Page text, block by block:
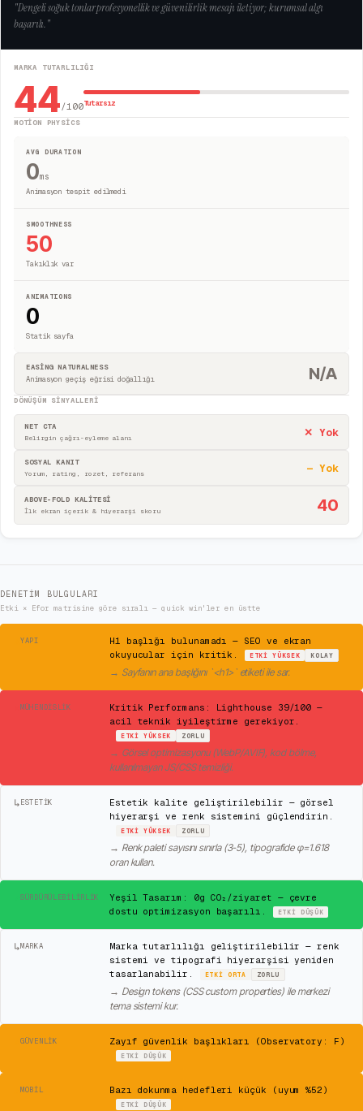
"Dengeli soğuk tonlar profesyonellik ve güvenilirlik mesajı iletiyor; kurumsal algı
başarılı."
MARKA TUTARLILIĞI
44/100Tutarsız
MOTION PHYSICS
AVG DURATION
0ms
Animasyon tespit edilmedi
SMOOTHNESS
50
Takıklık var
ANIMATIONS
0
Statik sayfa
EASING NATURALNESS
Animasyon geçiş eğrisi doğallığı
N/A
DÖNÜŞÜM SINYALLERI
NET CTA
Belirgin çağrı-eyleme alanı ✕ Yok
SOSYAL KANIT
Yorum, rating, rozet, referans — Yok
ABOVE-FOLD KALİTESİ
İlk ekran içerik & hiyerarşi skoru 40
DENETIM BULGULARI
Etki × Efor matrisine göre sıralı — quick win'ler en üstte
YAPI
H1 başlığı bulunamadı — SEO ve ekran
okuyucular için kritik.
ETKIYÜKSEK KOLAY
→ Sayfanın ana başlığını `<h1>` etiketi ile sar.
MÜHENDISLIK
Kritik Performans: Lighthouse 39/100 —
acil teknik iyileştirme gerekiyor.
ETKIYÜKSEK ZORLU
→ Görsel optimizasyonu (WebP/AVIF), kod bölme,
kullanılmayan JS/CSS temizliği.
↳ESTETIK
Estetik kalite geliştirilebilir — görsel
hiyerarşi ve renk sistemini güçlendirin.
ETKIYÜKSEK ZORLU
→ Renk paleti sayısını sınırla (3-5), tipografide φ=1.618
oran kullan.
SÜRDÜRÜLEBILIRLIK
Yeşil Tasarım: 0g CO₂/ziyaret — çevre
dostu optimizasyon başarılı.
ETKI DÜŞÜK
↳MARKA
Marka tutarlılığı geliştirilebilir — renk
sistemi ve tipografi hiyerarşisi yeniden
tasarlanabilir.
ETKIORTA ZORLU
→ Design tokens (CSS custom properties) ile merkezi
tema sistemi kur.
GÜVENLIK Zayıf güvenlik başlıkları (Observatory: F)
ETKI DÜŞÜK
MOBIL Bazı dokunma hedefleri küçük (uyum %52)
ETKI DÜŞÜK